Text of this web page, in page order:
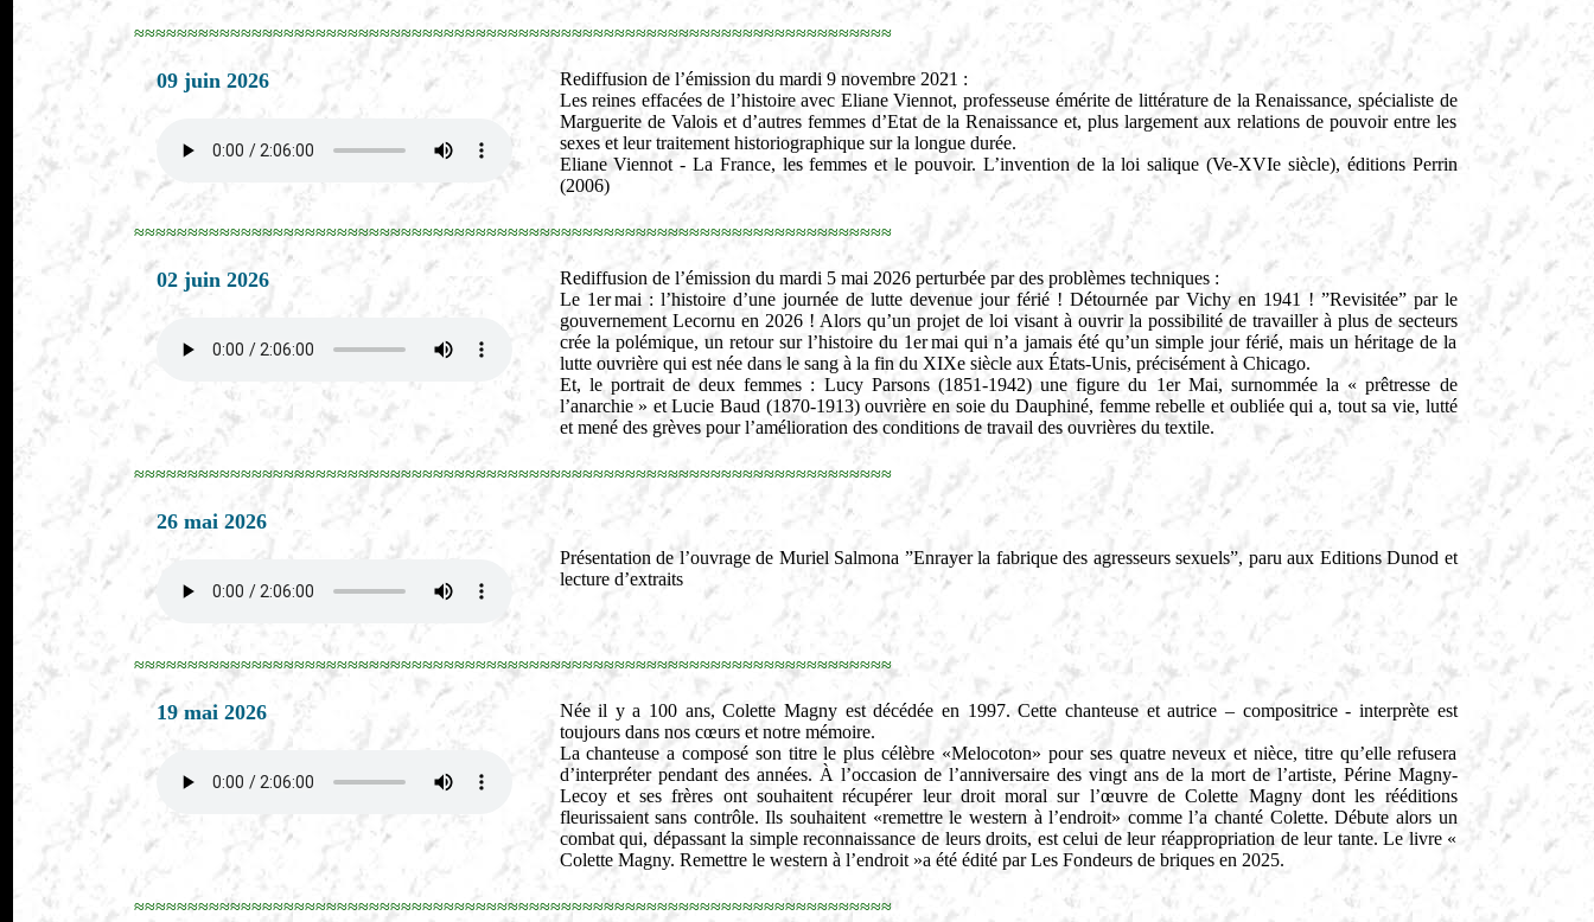
≈≈≈≈≈≈≈≈≈≈≈≈≈≈≈≈≈≈≈≈≈≈≈≈≈≈≈≈≈≈≈≈≈≈≈≈≈≈≈≈≈≈≈≈≈≈≈≈≈≈≈≈≈≈≈≈≈≈≈≈≈≈≈≈≈≈≈≈≈≈≈
09 juin 2026
Rediffusion de l’émission du mardi 9 novembre 2021 :
Les reines effacées de l’histoire avec Eliane Viennot, professeuse émérite de littérature de la Renaissance, spécialiste de
Marguerite de Valois et d’autres femmes d’Etat de la Renaissance et, plus largement aux relations de pouvoir entre les
sexes et leur traitement historiographique sur la longue durée.
Eliane Viennot - La France, les femmes et le pouvoir. L’invention de la loi salique (Ve-XVIe siècle), éditions Perrin
(2006)
≈≈≈≈≈≈≈≈≈≈≈≈≈≈≈≈≈≈≈≈≈≈≈≈≈≈≈≈≈≈≈≈≈≈≈≈≈≈≈≈≈≈≈≈≈≈≈≈≈≈≈≈≈≈≈≈≈≈≈≈≈≈≈≈≈≈≈≈≈≈≈
02 juin 2026
Rediffusion de l’émission du mardi 5 mai 2026 perturbée par des problèmes techniques :
Le 1er mai : l’histoire d’une journée de lutte devenue jour férié ! Détournée par Vichy en 1941 ! ”Revisitée” par le
gouvernement Lecornu en 2026 ! Alors qu’un projet de loi visant à ouvrir la possibilité de travailler à plus de secteurs
crée la polémique, un retour sur l’histoire du 1er mai qui n’a jamais été qu’un simple jour férié, mais un héritage de la
lutte ouvrière qui est née dans le sang à la fin du XIXe siècle aux États‑Unis, précisément à Chicago.
Et, le portrait de deux femmes : Lucy Parsons (1851-1942) une figure du 1er Mai, surnommée la « prêtresse de
l’anarchie » et Lucie Baud (1870-1913) ouvrière en soie du Dauphiné, femme rebelle et oubliée qui a, tout sa vie, lutté
et mené des grèves pour l’amélioration des conditions de travail des ouvrières du textile.
≈≈≈≈≈≈≈≈≈≈≈≈≈≈≈≈≈≈≈≈≈≈≈≈≈≈≈≈≈≈≈≈≈≈≈≈≈≈≈≈≈≈≈≈≈≈≈≈≈≈≈≈≈≈≈≈≈≈≈≈≈≈≈≈≈≈≈≈≈≈≈
26 mai 2026
Présentation de l’ouvrage de Muriel Salmona ”Enrayer la fabrique des agresseurs sexuels”, paru aux Editions Dunod et
lecture d’extraits
≈≈≈≈≈≈≈≈≈≈≈≈≈≈≈≈≈≈≈≈≈≈≈≈≈≈≈≈≈≈≈≈≈≈≈≈≈≈≈≈≈≈≈≈≈≈≈≈≈≈≈≈≈≈≈≈≈≈≈≈≈≈≈≈≈≈≈≈≈≈≈
19 mai 2026
Née il y a 100 ans, Colette Magny est décédée en 1997. Cette chanteuse et autrice – compositrice - interprète est
toujours dans nos cœurs et notre mémoire.
La chanteuse a composé son titre le plus célèbre «Melocoton» pour ses quatre neveux et nièce, titre qu’elle refusera
d’interpréter pendant des années. À l’occasion de l’anniversaire des vingt ans de la mort de l’artiste, Périne Magny-
Lecoy et ses frères ont souhaitent récupérer leur droit moral sur l’œuvre de Colette Magny dont les rééditions
fleurissaient sans contrôle. Ils souhaitent «remettre le western à l’endroit» comme l’a chanté Colette. Débute alors un
combat qui, dépassant la simple reconnaissance de leurs droits, est celui de leur réappropriation de leur tante. Le livre «
Colette Magny. Remettre le western à l’endroit »a été édité par Les Fondeurs de briques en 2025.
≈≈≈≈≈≈≈≈≈≈≈≈≈≈≈≈≈≈≈≈≈≈≈≈≈≈≈≈≈≈≈≈≈≈≈≈≈≈≈≈≈≈≈≈≈≈≈≈≈≈≈≈≈≈≈≈≈≈≈≈≈≈≈≈≈≈≈≈≈≈≈